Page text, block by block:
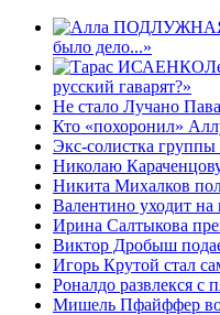
было дело...»
русский гаварят?»
Не стало Лучано
Кто «похоронил»
Экс-солистка
Николаю
Никита Михалков
Валентино уходит
Ирина Салтыкова
Виктор Дробыш
Игорь Крутой стал
Роналдо развлекся с
Мишель Пфайффер